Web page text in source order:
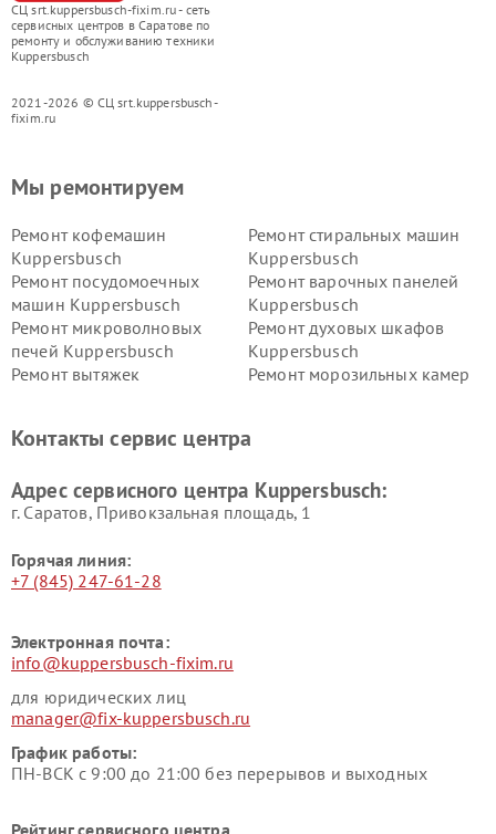
СЦ srt.kuppersbusch-fixim.ru - сеть
сервисных центров в Саратове по
ремонту и обслуживанию техники
Kuppersbusch
2021-2026 © СЦ srt.kuppersbusch-
fixim.ru
Мы ремонтируем
Ремонт кофемашин
Kuppersbusch
Ремонт стиральных машин
Kuppersbusch
Ремонт посудомоечных
машин Kuppersbusch
Ремонт варочных панелей
Kuppersbusch
Ремонт микроволновых
печей Kuppersbusch
Ремонт духовых шкафов
Kuppersbusch
Ремонт вытяжек
Ремонт морозильных камер
Kuppersbusch
вакуумных упаковщиков
Ремонт сушильных машин Kuppersbusch
Контакты сервис центра
Адрес сервисного центра Kuppersbusch:
г. Саратов, Привокзальная площадь, 1
Горячая линия:
+7 (845) 247-61-28
Электронная почта:
info@kuppersbusch-fixim.ru
для юридических лиц
manager@fix-kuppersbusch.ru
График работы:
ПН-ВСК с 9:00 до 21:00 без перерывов и выходных